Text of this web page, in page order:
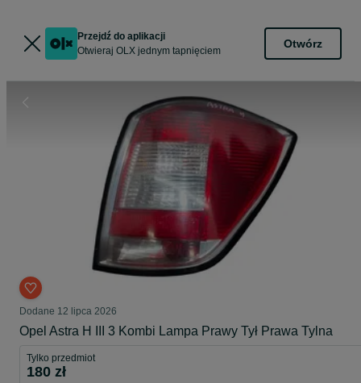
Przejdź do aplikacji
Otwieraj OLX jednym tapnięciem
Otwórz
Dodane 12 lipca 2026
Opel Astra H III 3 Kombi Lampa Prawy Tył Prawa Tylna
Tylko przedmiot
180 zł